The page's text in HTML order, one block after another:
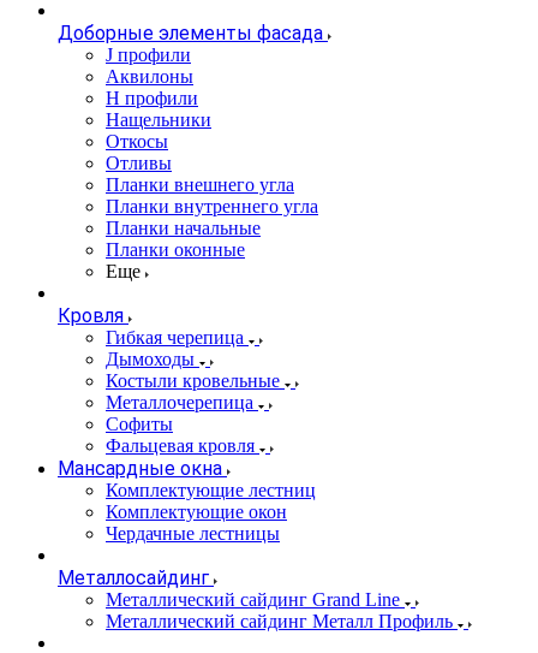
Доборные элементы фасада
J профили
Аквилоны
Н профили
Нащельники
Откосы
Отливы
Планки внешнего угла
Планки внутреннего угла
Планки начальные
Планки оконные
Еще
Кровля
Гибкая черепица
Дымоходы
Костыли кровельные
Металлочерепица
Софиты
Фальцевая кровля
Мансардные окна
Комплектующие лестниц
Комплектующие окон
Чердачные лестницы
Металлосайдинг
Металлический сайдинг Grand Line
Металлический сайдинг Металл Профиль